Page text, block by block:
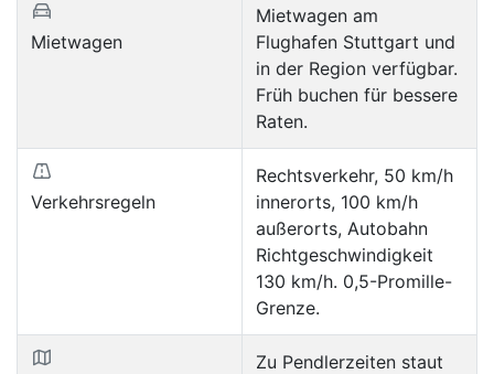
Mietwagen
Mietwagen am
Flughafen Stuttgart und
in der Region verfügbar.
Früh buchen für bessere
Raten.
Verkehrsregeln
Rechtsverkehr, 50 km/h
innerorts, 100 km/h
außerorts, Autobahn
Richtgeschwindigkeit
130 km/h. 0,5-Promille-
Grenze.
Zu Pendlerzeiten staut